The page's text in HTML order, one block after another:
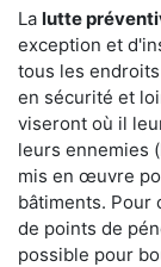
La lutte
exception et
tous les
en sécurité et
viseront où il
leurs ennemies
mis en œuvre
bâtiments. Pour
de points de
possible pour